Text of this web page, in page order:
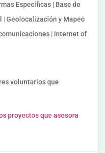
Específicas | Base de
Geolocalización y Mapeo
| Internet of
voluntarios que
proyectos que asesora